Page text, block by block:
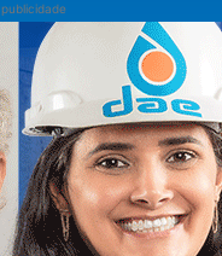
publicidade